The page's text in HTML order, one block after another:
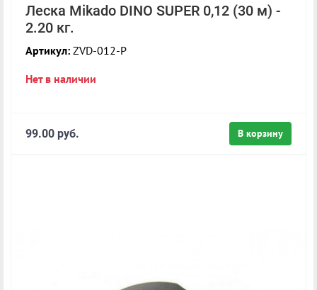
Леска Mikado DINO SUPER 0,12 (30 м) -
2.20 кг.
Артикул: ZVD-012-P
Нет в наличии
В корзину
99.00 руб.